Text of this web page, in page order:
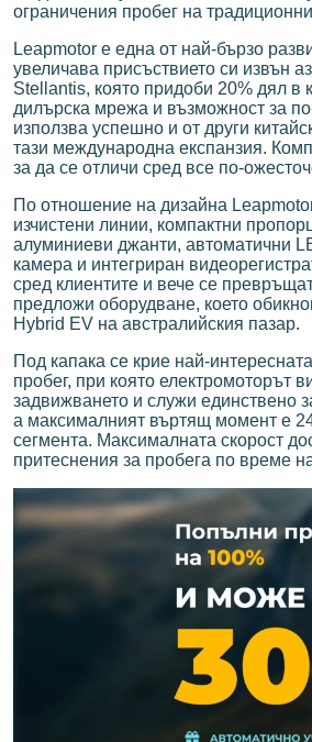
ограничения пробег на
Leapmotor е една от най-бързо
увеличава присъствието си извън
Stellantis, която придоби 20% дял в
дилърска мрежа и възможност за
използва успешно и от други
тази международна експанзия.
за да се отличи сред все по-
По отношение на дизайна
изчистени линии, компактни
алуминиеви джанти, автоматични
камера и интегриран
сред клиентите и вече се
предложи оборудване, което
Hybrid EV на австралийския пазар.
Под капака се крие най-
пробег, при която електромоторът
задвижването и служи единствено
а максималният въртящ момент е
сегмента. Максималната скорост
притеснения за пробега по време